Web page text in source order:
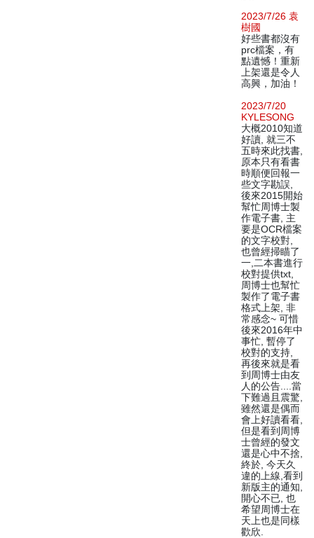
2023/7/26 袁
樹國
好些書都沒有
prc檔案，有
點遺憾！重新
上架還是令人
高興，加油！
2023/7/20
KYLESONG
大概2010知道
好讀, 就三不
五時來此找書,
原本只有看書
時順便回報一
些文字勘誤,
後來2015開始
幫忙周博士製
作電子書, 主
要是OCR檔案
的文字校對,
也曾經掃瞄了
一,二本書進行
校對提供txt,
周博士也幫忙
製作了電子書
格式上架, 非
常感念~ 可惜
後來2016年中
事忙, 暫停了
校對的支持,
再後來就是看
到周博士由友
人的公告....當
下難過且震驚,
雖然還是偶而
會上好讀看看,
但是看到周博
士曾經的發文
還是心中不捨,
終於, 今天久
違的上線,看到
新版主的通知,
開心不已, 也
希望周博士在
天上也是同樣
歡欣.